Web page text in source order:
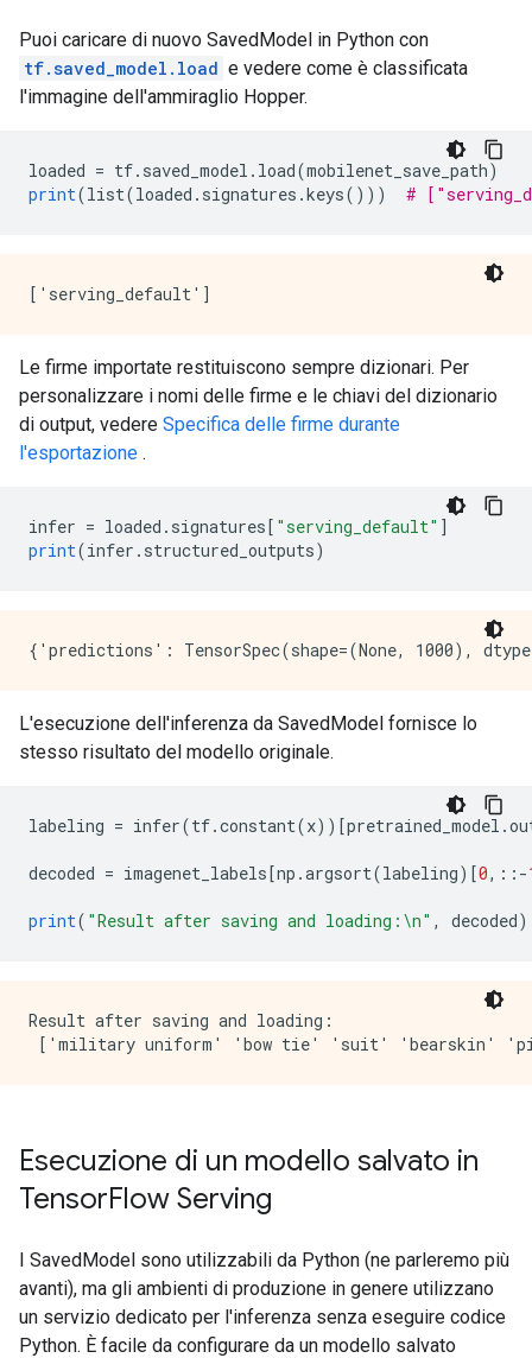
Puoi caricare di nuovo SavedModel in Python con
tf.saved_model.load e vedere come è classificata
l'immagine dell'ammiraglio Hopper.
loaded = tf. saved_model . load(mobilenet_save_path)
print(list(loaded . signatures .keys())) #
Le firme importate restituiscono sempre dizionari. Per
personalizzare i nomi delle firme e le chiavi del dizionario
di output, vedere Specifica delle firme durante
l'esportazione .
infer = loaded . signatures[ "serving_default" ]
print(infer . structured_outputs)
L'esecuzione dell'inferenza da SavedModel fornisce lo
stesso risultato del modello originale.
labeling = infer(tf.constant(x))[pretrained_model .
decoded = imagenet_labels[np .argsort(labeling)[0,::-
print( "Result after saving and loading:\n" , decoded)
Result after saving and loading:
Esecuzione di un modello salvato in
TensorFlow Serving
I SavedModel sono utilizzabili da Python (ne parleremo più
avanti), ma gli ambienti di produzione in genere utilizzano
un servizio dedicato per l'inferenza senza eseguire codice
Python. È facile da configurare da un modello salvato